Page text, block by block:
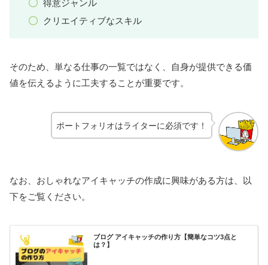
得意ジャンル
クリエイティブなスキル
そのため、単なる仕事の一覧ではなく、自身が提供できる価
値を伝えるように工夫することが重要です。
ポートフォリオはライターに必須です！
なお、おしゃれなアイキャッチの作成に興味がある方は、以
下をご覧ください。
ブログ アイキャッチの作り方【簡単なコツ3点と
は？】